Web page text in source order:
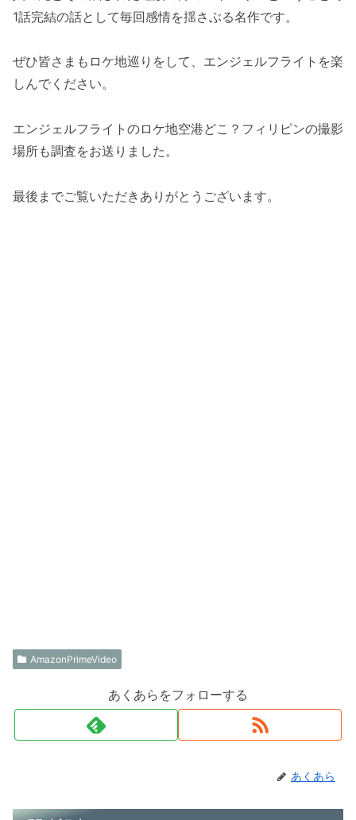
1話完結の話として毎回感情を揺さぶる名作です。
ぜひ皆さまもロケ地巡りをして、エンジェルフライトを楽
しんでください。
エンジェルフライトのロケ地空港どこ？フィリピンの撮影
場所も調査をお送りました。
最後までご覧いただきありがとうございます。
AmazonPrimeVideo
あくあらをフォローする
あくあら